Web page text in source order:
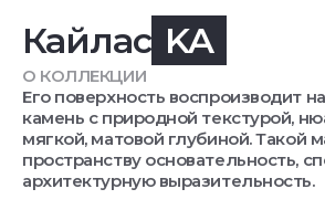
Кайлас KA
О КОЛЛЕКЦИИ
Его поверхность воспроизводит
камень с природной текстурой,
мягкой, матовой глубиной. Такой
пространству основательность,
архитектурную выразительность.